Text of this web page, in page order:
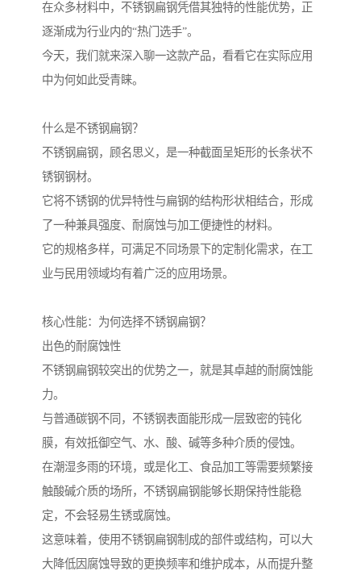
在众多材料中，不锈钢扁钢凭借其独特的性能优势，正
逐渐成为行业内的“热门选手”。
今天，我们就来深入聊一这款产品，看看它在实际应用
中为何如此受青睐。
什么是不锈钢扁钢？
不锈钢扁钢，顾名思义，是一种截面呈矩形的长条状不
锈钢钢材。
它将不锈钢的优异特性与扁钢的结构形状相结合，形成
了一种兼具强度、耐腐蚀与加工便捷性的材料。
它的规格多样，可满足不同场景下的定制化需求，在工
业与民用领域均有着广泛的应用场景。
核心性能：为何选择不锈钢扁钢？
出色的耐腐蚀性
不锈钢扁钢较突出的优势之一，就是其卓越的耐腐蚀能
力。
与普通碳钢不同，不锈钢表面能形成一层致密的钝化
膜，有效抵御空气、水、酸、碱等多种介质的侵蚀。
在潮湿多雨的环境，或是化工、食品加工等需要频繁接
触酸碱介质的场所，不锈钢扁钢能够长期保持性能稳
定，不会轻易生锈或腐蚀。
这意味着，使用不锈钢扁钢制成的部件或结构，可以大
大降低因腐蚀导致的更换频率和维护成本，从而提升整